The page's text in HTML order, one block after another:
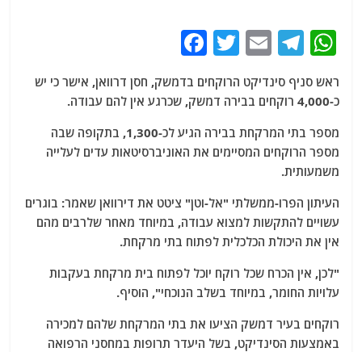
W
at
s
A
p
p
T
e
g
ra
E
ai
l
T
itt
er
c
e
b
o
k
ראש סניף סינדיקט הרוקחים בדמשק, חסן דרוואן, אישר כי יש
כ-4,000 רוקחים בבירה דמשק, שכרגע אין להם עבודה.
מספר בתי המרקחת בבירה הגיע לכ-1,300, בתקופה שבה
מספר הרוקחים המסיימים את האוניברסיטאות עדים לעלייה
משמעותית.
העיתון הפרו-ממשלתי "אל-וטן" ציטט את דירוואן שאמר: בוגרים
עשויים להתקשות למצוא עבודה, במיוחד מאחר שלרבים מהם
אין את היכולת הכלכלית לפתוח בתי מרקחת.
"לכן, אין הכרח שכל רוקח יוכל לפתוח בית מרקחת בעקבות
עלויות החומר, במיוחד בשלב הנוכחי", הוסיף.
רוקחים בעיר דמשק הציעו את בתי המרקחת שלהם למכירה
באמצעות הסינדיקט, בשל היעדר תרופות במחסני הרפואה